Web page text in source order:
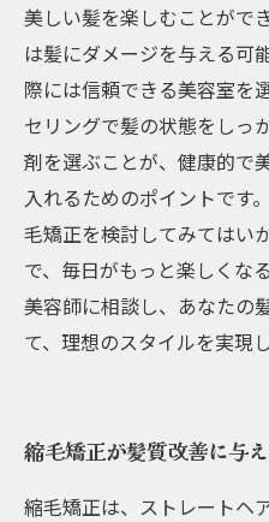
美しい髪を楽しむことがで
は髪にダメージを与える可
際には信頼できる美容室を
セリングで髪の状態をしっ
剤を選ぶことが、健康的で
入れるためのポイントです
毛矯正を検討してみてはい
で、毎日がもっと楽しくな
美容師に相談し、あなたの
て、理想のスタイルを実現
縮毛矯正が髪質改善に与
縮毛矯正は、ストレートヘ